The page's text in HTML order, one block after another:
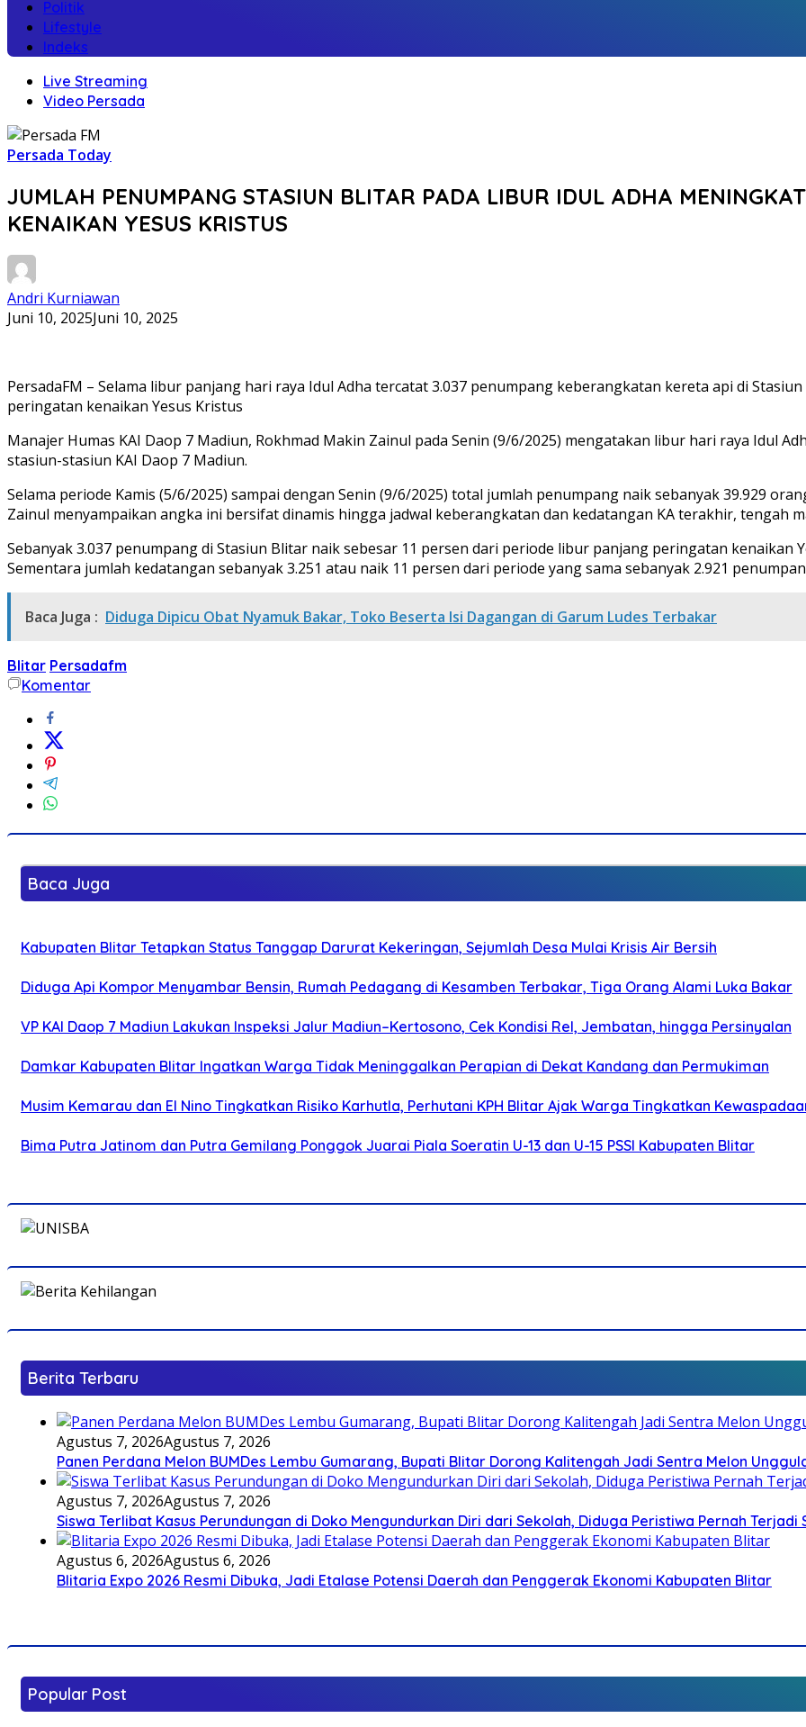
Politik
Lifestyle
Indeks
Live Streaming
Video Persada
Persada Today
JUMLAH PENUMPANG STASIUN BLITAR PADA LIBUR IDUL ADHA
KENAIKAN YESUS KRISTUS
Andri Kurniawan
Juni 10, 2025Juni 10, 2025
PersadaFM – Selama libur panjang hari raya Idul Adha tercatat 3.037 penumpang keberangkatan kereta api di
peringatan kenaikan Yesus Kristus
Manajer Humas KAI Daop 7 Madiun, Rokhmad Makin Zainul pada Senin (9/6/2025) mengatakan libur hari raya Idul
stasiun-stasiun KAI Daop 7 Madiun.
Selama periode Kamis (5/6/2025) sampai dengan Senin (9/6/2025) total jumlah penumpang naik sebanyak 39.929
Zainul menyampaikan angka ini bersifat dinamis hingga jadwal keberangkatan dan kedatangan KA terakhir, tengah
Sebanyak 3.037 penumpang di Stasiun Blitar naik sebesar 11 persen dari periode libur panjang peringatan kenaikan
Sementara jumlah kedatangan sebanyak 3.251 atau naik 11 persen dari periode yang sama sebanyak 2.921
Baca Juga : Diduga Dipicu Obat Nyamuk Bakar, Toko Beserta Isi Dagangan di Garum Ludes Terbakar
Blitar Persadafm
Komentar
Baca Juga
Kabupaten Blitar Tetapkan Status Tanggap Darurat Kekeringan, Sejumlah Desa Mulai Krisis Air Bersih
Diduga Api Kompor Menyambar Bensin, Rumah Pedagang di Kesamben Terbakar, Tiga Orang Alami Luka Bakar
VP KAI Daop 7 Madiun Lakukan Inspeksi Jalur Madiun–Kertosono, Cek Kondisi Rel, Jembatan, hingga Persinyalan
Damkar Kabupaten Blitar Ingatkan Warga Tidak Meninggalkan Perapian di Dekat Kandang dan Permukiman
Musim Kemarau dan El Nino Tingkatkan Risiko Karhutla, Perhutani KPH Blitar Ajak Warga Tingkatkan
Bima Putra Jatinom dan Putra Gemilang Ponggok Juarai Piala Soeratin U-13 dan U-15 PSSI Kabupaten Blitar
Berita Terbaru
Agustus 7, 2026Agustus 7, 2026
Panen Perdana Melon BUMDes Lembu Gumarang, Bupati Blitar Dorong Kalitengah Jadi Sentra Melon
Agustus 7, 2026Agustus 7, 2026
Siswa Terlibat Kasus Perundungan di Doko Mengundurkan Diri dari Sekolah, Diduga Peristiwa Pernah Terjadi
Agustus 6, 2026Agustus 6, 2026
Blitaria Expo 2026 Resmi Dibuka, Jadi Etalase Potensi Daerah dan Penggerak Ekonomi Kabupaten Blitar
Popular Post